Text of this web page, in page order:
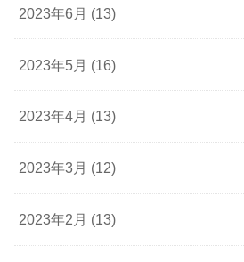
2023年6月 (13)
2023年5月 (16)
2023年4月 (13)
2023年3月 (12)
2023年2月 (13)